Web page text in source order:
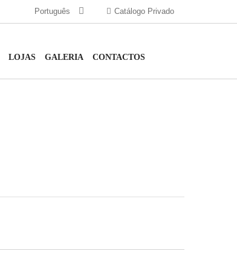
Português Catálogo Privado
LOJAS GALERIA CONTACTOS